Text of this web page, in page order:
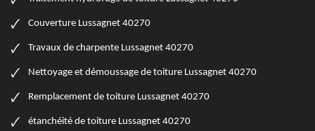
Couverture Lussagnet 40270
Travaux de charpente Lussagnet 40270
Nettoyage et démoussage de toiture Lussagnet 40270
Remplacement de toiture Lussagnet 40270
étanchéité de toiture Lussagnet 40270